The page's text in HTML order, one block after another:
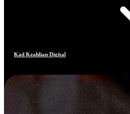
Kad Keahlian Digital